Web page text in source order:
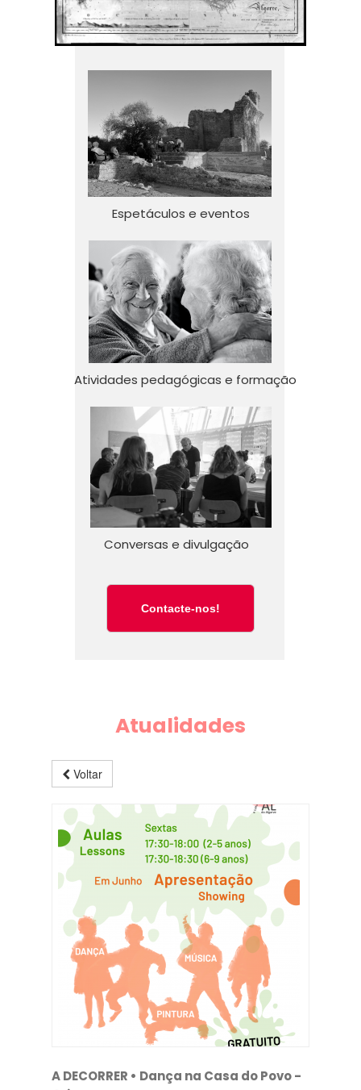
Contacte-nos!
Espetáculos e eventos
Atividades pedagógicas e formação
Conversas e divulgação
Atualidades
Voltar
A DECORRER • Dança na Casa do Povo -